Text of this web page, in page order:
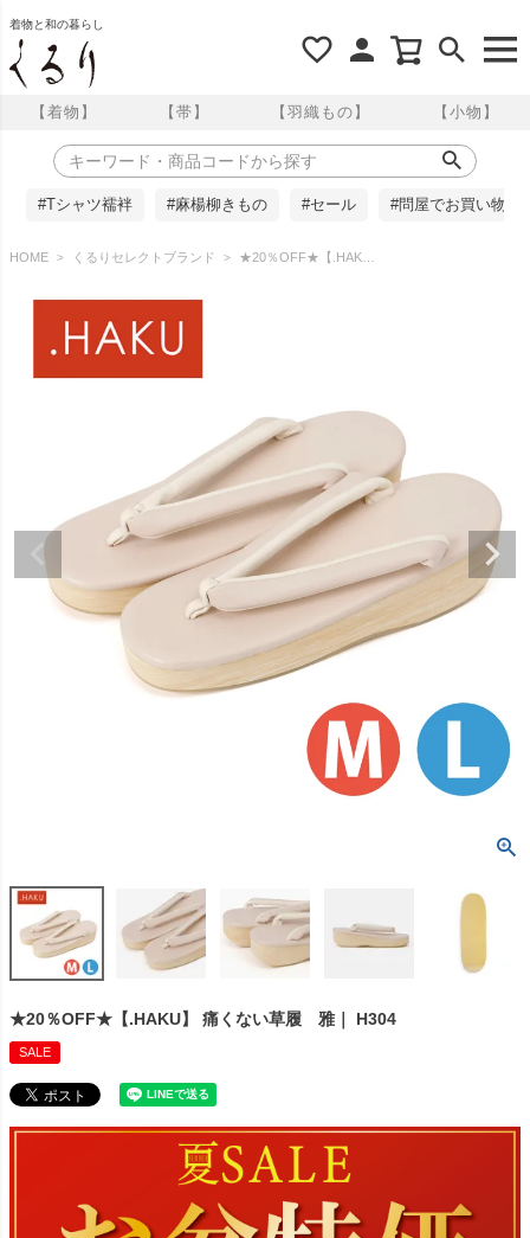
着物と和の暮らし
【着物】 【帯】 【羽織もの】 【小物】
#Tシャツ襦袢 #麻楊柳きもの #セール #問屋でお買い物
HOME くるりセレクトブランド ★20％OFF★【.HAKU】 痛くない草履 雅｜ H304
★20％OFF★【.HAKU】 痛くない草履 雅｜ H304
SALE